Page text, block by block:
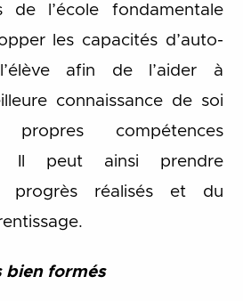
de l’école fondamentale
les capacités d’auto-
afin de l’aider à
connaissance de soi
compétences
Il peut ainsi prendre
progrès réalisés et du
bien formés